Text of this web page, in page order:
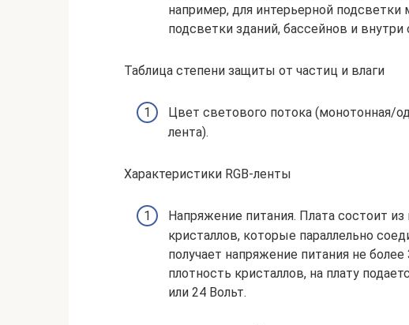
например, для интерьерной
подсветки зданий, бассейнов и внутри
Таблица степени защиты от частиц и влаги
Цвет светового потока (монотонная/
лента).
Характеристики RGB-ленты
Напряжение питания. Плата состоит
кристаллов, которые параллельно
получает напряжение питания не
плотность кристаллов, на плату
или 24 Вольт.